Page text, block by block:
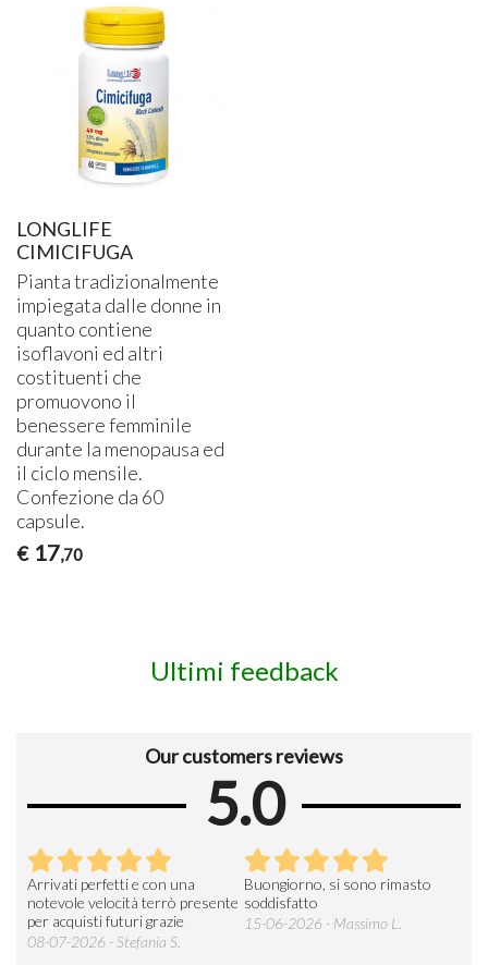
LONGLIFE
CIMICIFUGA
Pianta tradizionalmente
impiegata dalle donne in
quanto contiene
isoflavoni ed altri
costituenti che
promuovono il
benessere femminile
durante la menopausa ed
il ciclo mensile.
Confezione da 60
capsule.
€ 17,70
Ultimi feedback
Our customers reviews
5.0
Arrivati perfetti e con una
notevole velocità terrò presente
per acquisti futuri grazie
08-07-2026 - Stefania S.
Buongiorno, si sono rimasto
soddisfatto
15-06-2026 - Massimo L.